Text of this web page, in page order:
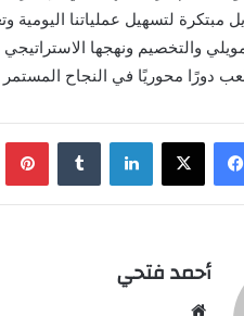
مبتكرة لتسهيل عملياتنا
دورًا محوريًا في النجاح المستمر
فيسبوك ‫X لينكدإن
أحمد فتحي